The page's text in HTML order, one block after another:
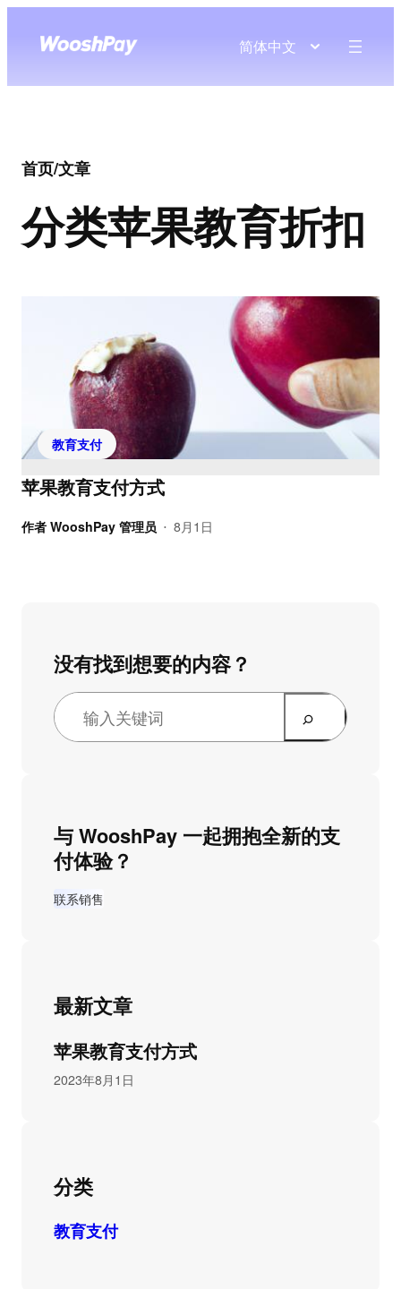
简体中文
首页/文章
分类苹果教育折扣
教育支付
苹果教育支付方式
作者 WooshPay 管理员 • 8月1日
没有找到想要的内容？
与 WooshPay 一起拥抱全新的支
付体验？
联系销售
最新文章
苹果教育支付方式
2023年8月1日
分类
教育支付